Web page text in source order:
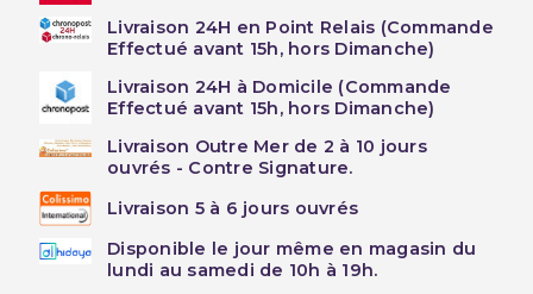
Livraison 24H en Point Relais (Commande
Effectué avant 15h, hors Dimanche)
Livraison 24H à Domicile (Commande
Effectué avant 15h, hors Dimanche)
Livraison Outre Mer de 2 à 10 jours
ouvrés - Contre Signature.
Livraison 5 à 6 jours ouvrés
Disponible le jour même en magasin du
lundi au samedi de 10h à 19h.